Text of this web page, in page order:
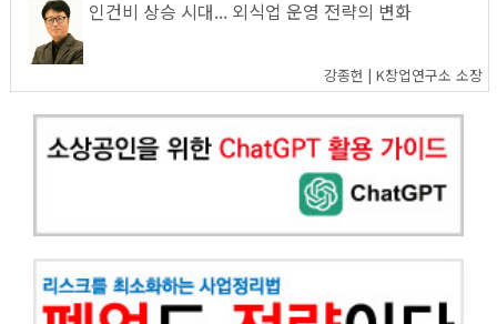
인건비 상승 시대... 외식업 운영 전략의 변화
강종헌 | K창업연구소 소장